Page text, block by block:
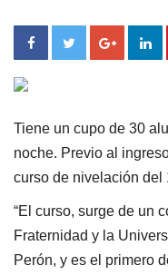
Tiene un cupo de 30
noche. Previo al
curso de nivelación del
“El curso, surge de un
Fraternidad y la
Perón, y es el primero